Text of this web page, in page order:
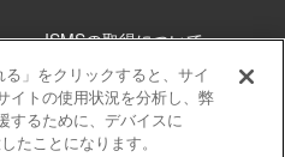
ISMSの取得について
方針 このサイトについて
マップ
る」をクリックすると、サイ
イトの使用状況を分析し、弊
するために、デバイスに
たことになります。